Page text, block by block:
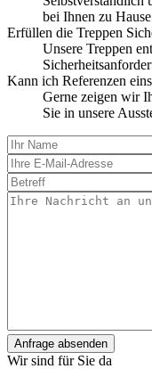
bei Ihnen zu
Erfüllen die Treppen
Unsere Treppen
Kann ich Referenzen
Gerne zeigen wir
Sie in unsere
Anfrage absenden
Wir sind für Sie da